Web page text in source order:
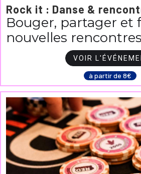
Rock it : Danse &
Bouger, partager et
nouvelles
VOIR
à partir de 8€